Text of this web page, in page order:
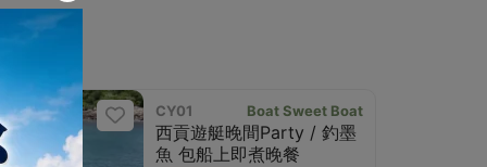
CY01 Boat Sweet Boat
西貢遊艇晚間Party / 釣墨
魚 包船上即煮晚餐